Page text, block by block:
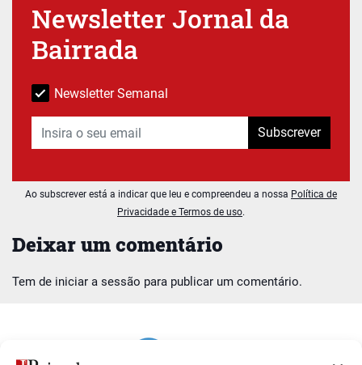
Deixar um comentário
Tem de iniciar a sessão para publicar um comentário.
Newsletter Jornal da
Bairrada
Newsletter Semanal
Subscrever
Ao subscrever está a indicar que leu e compreendeu a nossa Política de
Privacidade e Termos de uso.